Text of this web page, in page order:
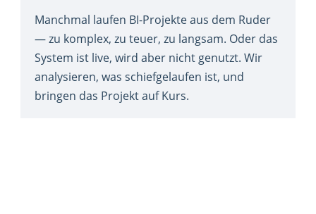
Manchmal laufen BI-Projekte aus dem Ruder
— zu komplex, zu teuer, zu langsam. Oder das
System ist live, wird aber nicht genutzt. Wir
analysieren, was schiefgelaufen ist, und
bringen das Projekt auf Kurs.